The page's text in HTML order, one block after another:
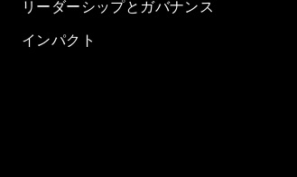
リーダーシップとガバナンス
インパクト